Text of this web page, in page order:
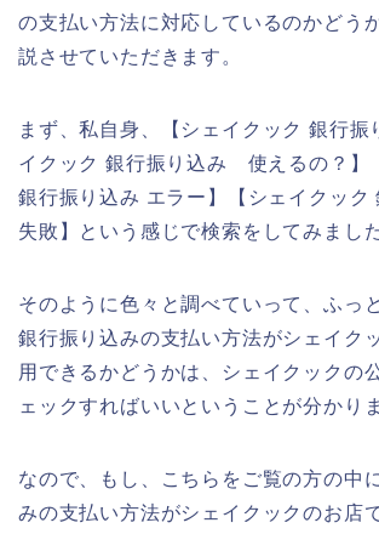
の支払い方法に対応しているのかどう
説させていただきます。
まず、私自身、【シェイクック 銀行振
イクック 銀行振り込み 使えるの？】
銀行振り込み エラー】【シェイクッ
失敗】という感じで検索をしてみました
そのように色々と調べていって、ふっ
銀行振り込みの支払い方法がシェイク
用できるかどうかは、シェイクックの
ェックすればいいということが分かり
なので、もし、こちらをご覧の方の中
みの支払い方法がシェイクックのお店